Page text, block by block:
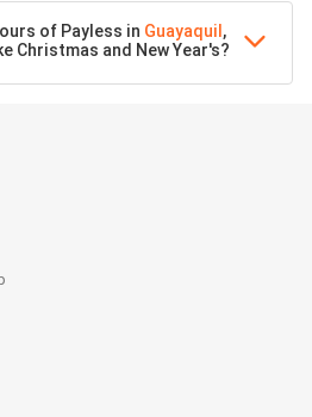
of Payless in Guayaquil ,
Christmas and New Year's?